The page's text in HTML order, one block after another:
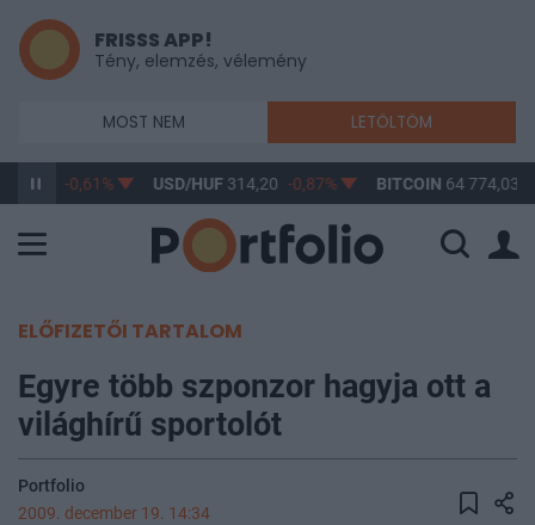
FRISSS APP!
Tény, elemzés, vélemény
MOST NEM LETÖLTÖM
363,17 -0,61% USD/HUF314,20 -0,87% BITCOIN 64 774,03
ELŐFIZETŐI TARTALOM
Egyre több szponzor hagyja ott a
világhírű sportolót
Portfolio
2009. december 19. 14:34